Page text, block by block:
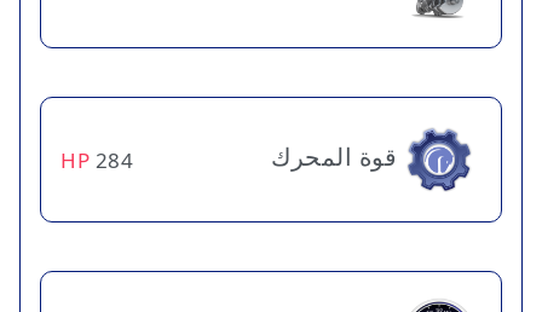
قوة المحرك 284
HP